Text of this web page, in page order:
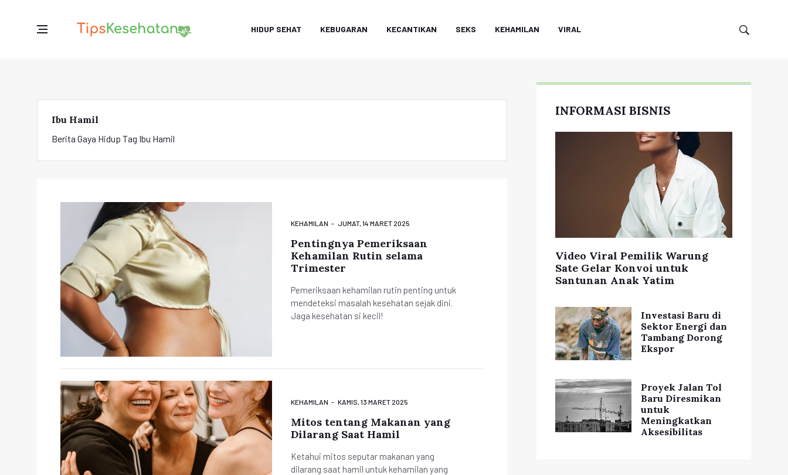
HIDUP SEHAT KEBUGARAN KECANTIKAN SEKS KEHAMILAN VIRAL
Ibu Hamil
Berita Gaya Hidup Tag Ibu Hamil
KEHAMILAN JUMAT, 14 MARET 2025
Pentingnya Pemeriksaan
Kehamilan Rutin selama
Trimester
Pemeriksaan kehamilan rutin penting untuk
mendeteksi masalah kesehatan sejak dini.
Jaga kesehatan si kecil!
KEHAMILAN KAMIS, 13 MARET 2025
Mitos tentang Makanan yang
Dilarang Saat Hamil
Ketahui mitos seputar makanan yang
dilarang saat hamil untuk kehamilan yang
INFORMASI BISNIS
Video Viral Pemilik Warung
Sate Gelar Konvoi untuk
Santunan Anak Yatim
Investasi Baru di
Sektor Energi dan
Tambang Dorong
Ekspor
Proyek Jalan Tol
Baru Diresmikan
untuk
Meningkatkan
Aksesibilitas